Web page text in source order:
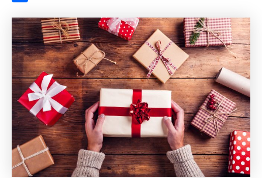
m
a
s
s
n
i
k
i
A
p
p
e
r
e
s
t
a
i
l
т
п
р
а
в
и
т
ь